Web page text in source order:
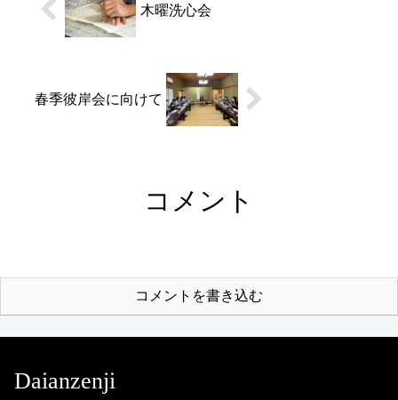
木曜洗心会
春季彼岸会に向けて
コメント
コメントを書き込む
Daianzenji